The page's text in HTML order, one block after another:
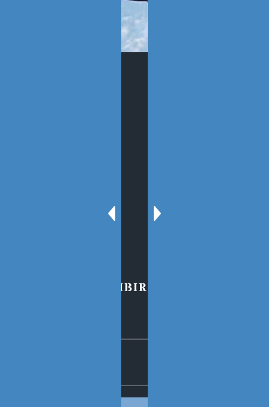
PARA SUSCRIBIRSE AL BLOG